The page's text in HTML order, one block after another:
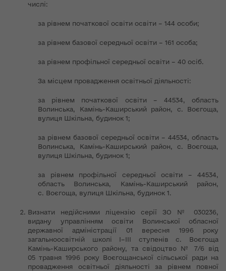
числі:
за рівнем початкової освіти освіти – 144 особи;
за рівнем базової середньої освіти – 161 особа;
за рівнем профільної середньої освіти – 40 осіб.
За місцем провадження освітньої діяльності:
за рівнем початкової освіти – 44534, область
Волинська, Камінь-Каширський район, с. Воєгоща,
вулиця Шкільна, будинок 1;
за рівнем базової середньої освіти – 44534, область
Волинська, Камінь-Каширський район, с. Воєгоща,
вулиця Шкільна, будинок 1;
за рівнем профільної середньої освіти – 44534,
область Волинська, Камінь-Каширський район,
с. Воєгоща, вулиця Шкільна, будинок 1.
Визнати недійсними ліцензію серії ЗО № 030236,
видану управлінням освіти Волинської обласної
державної адміністрації 01 вересня 1996 року
загальноосвітній школі І–ІІІ ступенів с. Воєгоща
Камінь-Каширського району, та свідоцтво № 7/6 від
05 травня 1996 року Воєгощанської сільської ради на
провадження освітньої діяльності за рівнем повної